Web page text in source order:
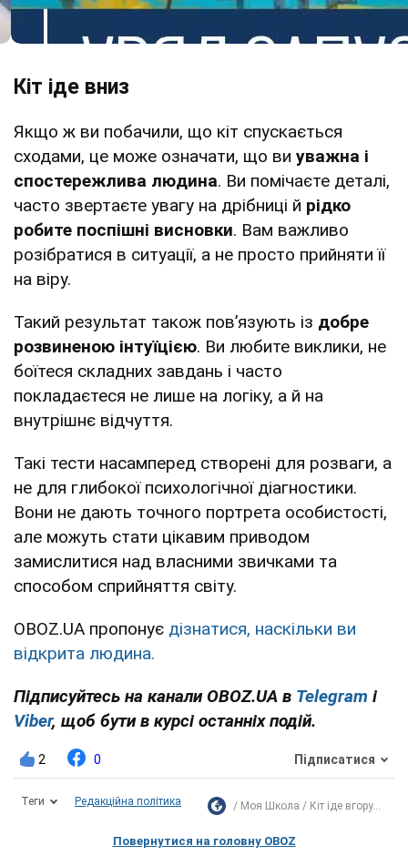
Кіт іде вниз
Якщо ж ви побачили, що кіт спускається
сходами, це може означати, що ви уважна і
спостережлива людина. Ви помічаєте деталі,
часто звертаєте увагу на дрібниці й рідко
робите поспішні висновки. Вам важливо
розібратися в ситуації, а не просто прийняти її
на віру.
Такий результат також пов’язують із добре
розвиненою інтуїцією. Ви любите виклики, не
боїтеся складних завдань і часто
покладаєтеся не лише на логіку, а й на
внутрішнє відчуття.
Такі тести насамперед створені для розваги, а
не для глибокої психологічної діагностики.
Вони не дають точного портрета особистості,
але можуть стати цікавим приводом
замислитися над власними звичками та
способом сприйняття світу.
OBOZ.UA пропонує дізнатися, наскільки ви
відкрита людина.
Підписуйтесь на канали OBOZ.UA в Telegram і
Viber, щоб бути в курсі останніх подій.
2 0 Підписатися
Теги Редакційна політика Моя Школа Кіт іде вгору...
Повернутися на головну OBOZ